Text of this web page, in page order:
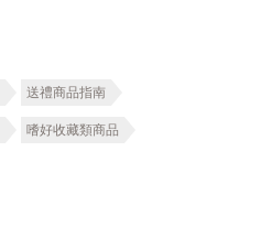
送禮商品指南
嗜好收藏類商品